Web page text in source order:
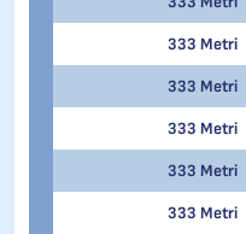
333 Metri
333 Metri
333 Metri
333 Metri
333 Metri